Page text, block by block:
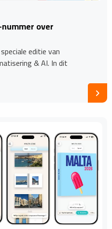
over
editie van
& AI. In dit